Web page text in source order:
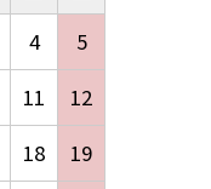
4
5
11
12
18
19